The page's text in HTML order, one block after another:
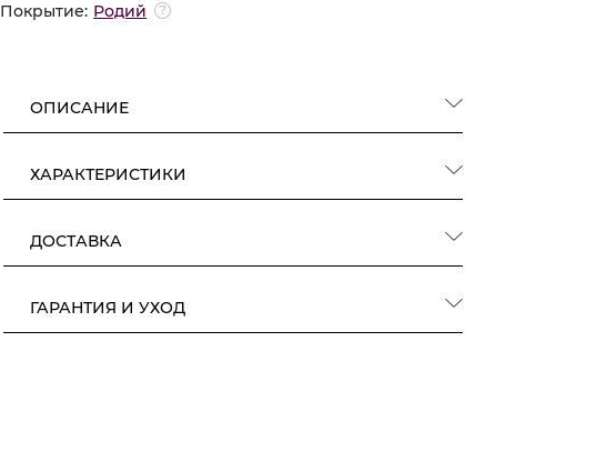
Покрытие: Родий
ОПИСАНИЕ
ХАРАКТЕРИСТИКИ
ДОСТАВКА
ГАРАНТИЯ И УХОД